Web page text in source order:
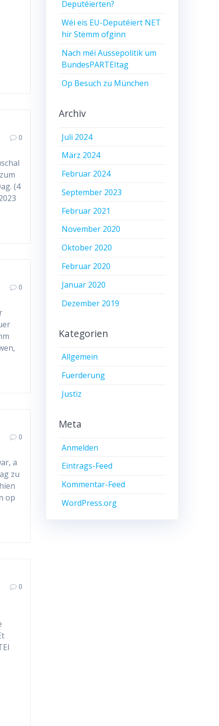
0
(4
0
0
a
zu
op
0
Deputéierten?
Wéi eis EU-Deputéiert NET
hir Stëmm ofginn
Nach méi Aussepolitik um
BundesPARTEItag
Op Besuch zu München
Archiv
Juli 2024
März 2024
Februar 2024
September 2023
Februar 2021
November 2020
Oktober 2020
Februar 2020
Januar 2020
Dezember 2019
Kategorien
Allgemein
Fuerderung
Justiz
Meta
Anmelden
Eintrags-Feed
Kommentar-Feed
WordPress.org